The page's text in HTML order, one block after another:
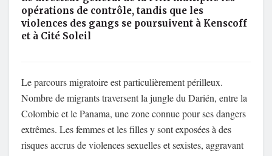
opérations de contrôle, tandis que les
violences des gangs se poursuivent à Kenscoff
et à Cité Soleil
Le parcours migratoire est particulièrement périlleux.
Nombre de migrants traversent la jungle du Darién, entre la
Colombie et le Panama, une zone connue pour ses dangers
extrêmes. Les femmes et les filles y sont exposées à des
risques accrus de violences sexuelles et sexistes, aggravant